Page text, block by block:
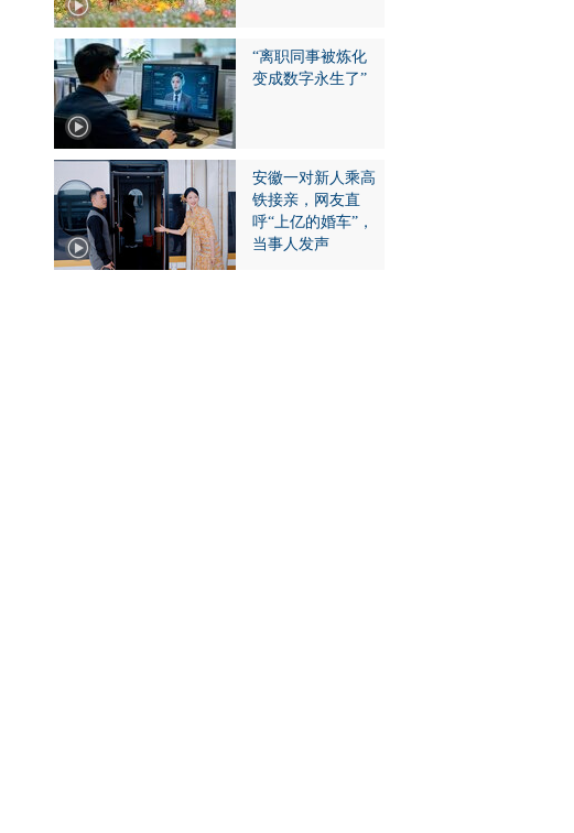
“离职同事被炼化
变成数字永生了”
安徽一对新人乘高
铁接亲，网友直
呼“上亿的婚车”，
当事人发声